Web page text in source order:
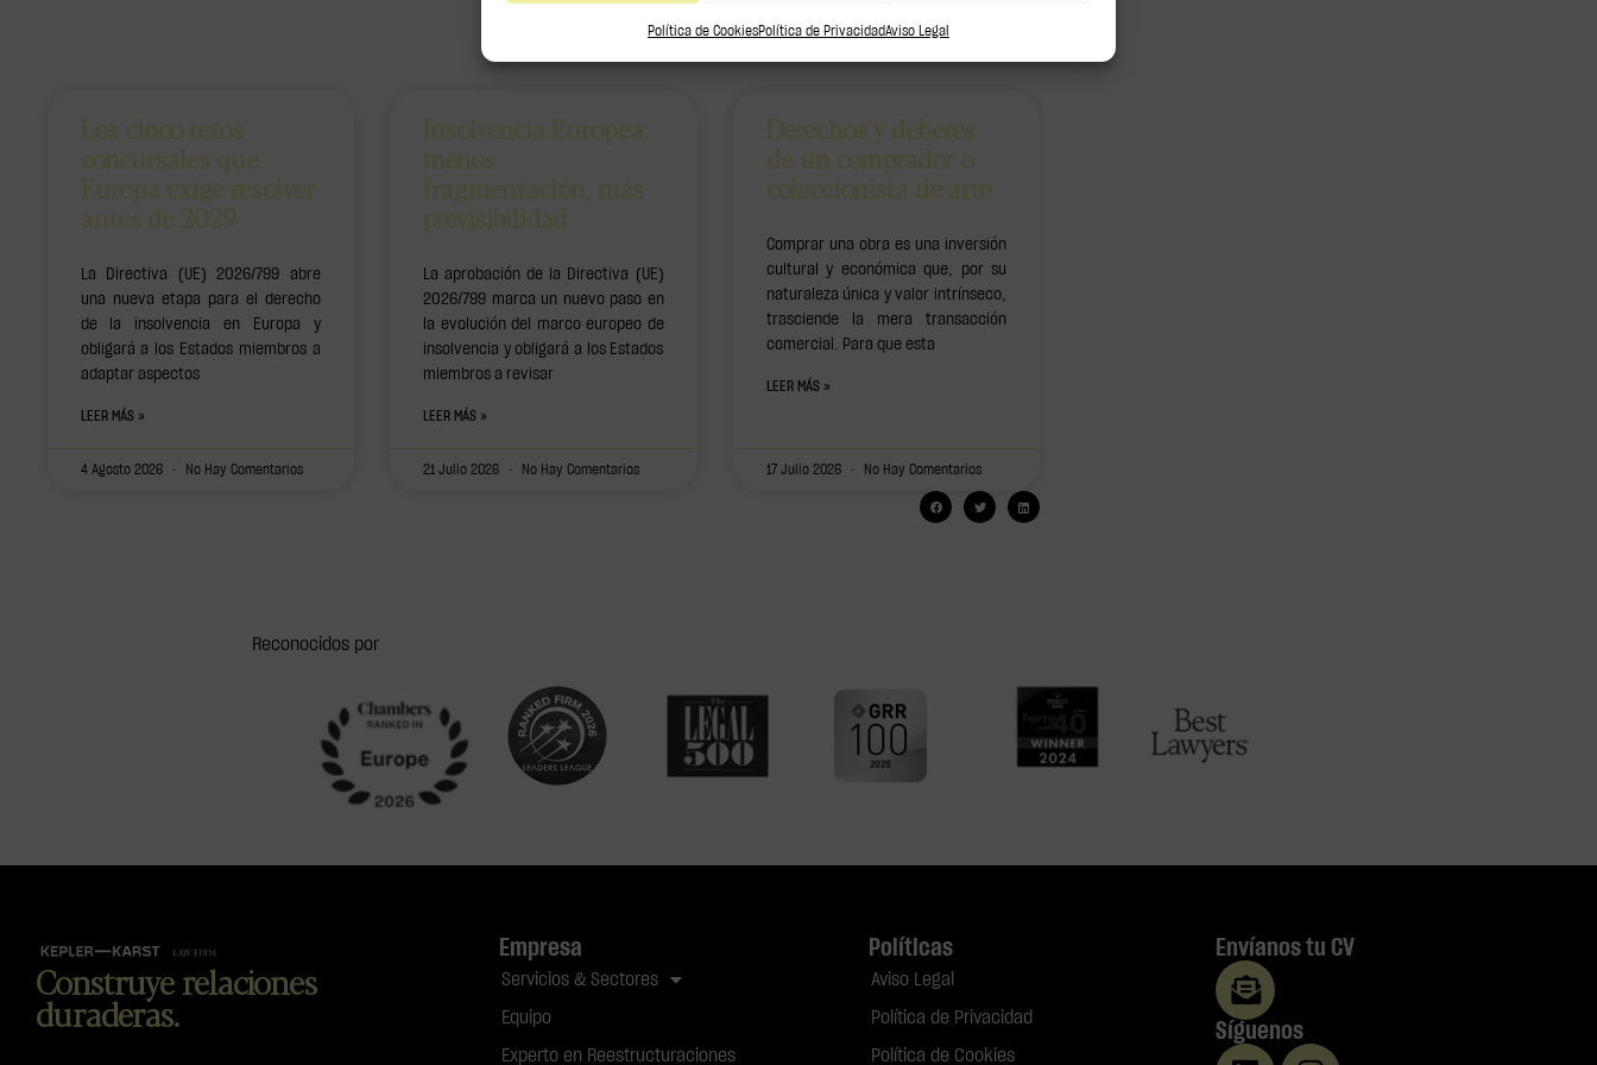
Política de CookiesPolítica de PrivacidadAviso Legal
Los cinco retos
concursales que
Europa exige resolver
antes de 2029
La Directiva (UE) 2026/799 abre
una nueva etapa para el derecho
de la insolvencia en Europa y
obligará a los Estados miembros a
adaptar aspectos
LEER MÁS »
4 Agosto 2026 No Hay Comentarios
Insolvencia Europea:
menos
fragmentación, más
previsibilidad
La aprobación de la Directiva (UE)
2026/799 marca un nuevo paso en
la evolución del marco europeo de
insolvencia y obligará a los Estados
miembros a revisar
LEER MÁS »
21 Julio 2026 No Hay Comentarios
Derechos y deberes
de un comprador o
coleccionista de arte
Comprar una obra es una inversión
cultural y económica que, por su
naturaleza única y valor intrínseco,
trasciende la mera transacción
comercial. Para que esta
LEER MÁS »
17 Julio 2026 No Hay Comentarios
Reconocidos por
Construye relaciones
duraderas.
Empresa
Servicios & Sectores
Equipo
Experto en Reestructuraciones
Políticas
Aviso Legal
Política de Privacidad
Política de Cookies
Envíanos tu CV
Síguenos